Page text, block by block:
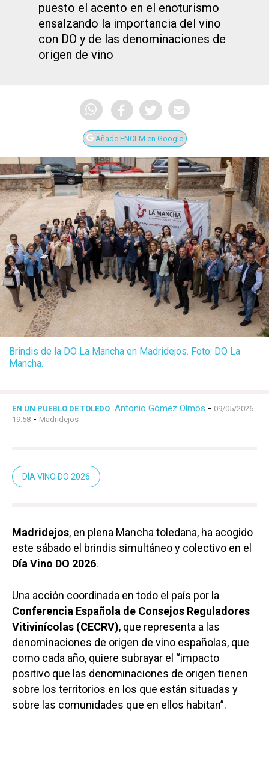
puesto el acento en el enoturismo
ensalzando la importancia del vino
con DO y de las denominaciones de
origen de vino
Añade ENCLM en Google
Brindis de la DO La Mancha en Madridejos. Foto: DO La
Mancha.
EN UN PUEBLO DE TOLEDO Antonio Gómez Olmos - 09/05/2026
19:58 - Madridejos
DÍA VINO DO 2026
Madridejos, en plena Mancha toledana, ha acogido
este sábado el brindis simultáneo y colectivo en el
Día Vino DO 2026.
Una acción coordinada en todo el país por la
Conferencia Española de Consejos Reguladores
Vitivinícolas (CECRV), que representa a las
denominaciones de origen de vino españolas, que
como cada año, quiere subrayar el “impacto
positivo que las denominaciones de origen tienen
sobre los territorios en los que están situadas y
sobre las comunidades que en ellos habitan”.